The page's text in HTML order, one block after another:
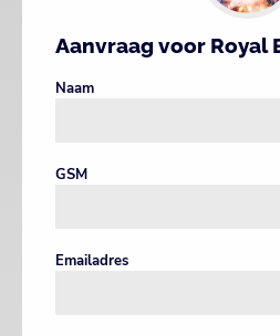
Aanvraag voor Royal
Naam
GSM
Emailadres